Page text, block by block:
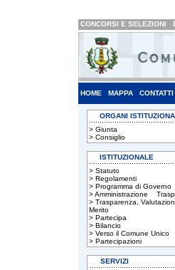
CONCORSI E SELEZIONI
HOME MAPPA CONTATTI
ORGANI
> Giunta
> Consiglio
ISTITUZIONALE
> Statuto
> Regolamenti
> Programma di Governo
>Amministrazione
> Trasparenza,
Merito
> Partecipa
> Bilancio
> Verso il Comune Unico
> Partecipazioni
SERVIZI